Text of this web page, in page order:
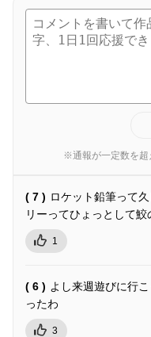
※通報が一定数を超
( 7 ) ロケット鉛筆って
リーってひょっとして
1
( 6 ) よし来週遊びに行
ったわ
3